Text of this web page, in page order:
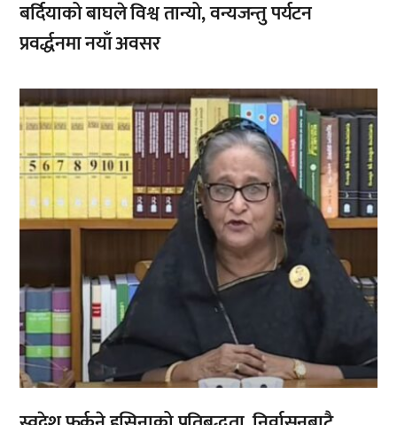
बर्दियाको बाघले विश्व तान्यो, वन्यजन्तु पर्यटन
प्रवर्द्धनमा नयाँ अवसर
,,